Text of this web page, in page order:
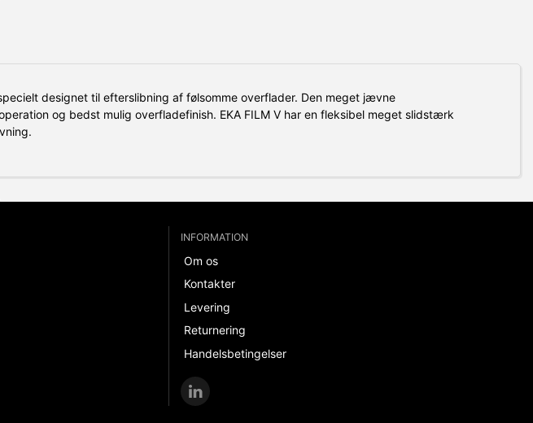
designet til efterslibning af følsomme overflader. Den meget jævne
og bedst mulig overfladefinish. EKA FILM V har en fleksibel meget slidstærk
INFORMATION
Om os
Kontakter
Levering
Returnering
Handelsbetingelser